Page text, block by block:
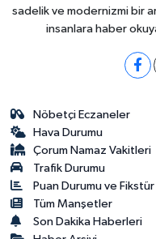
sadelik ve modernizmi bir
insanlara haber
Nöbetçi Eczaneler
Hava Durumu
Çorum Namaz Vakitleri
Trafik Durumu
Puan Durumu ve Fikstür
Tüm Manşetler
Son Dakika Haberleri